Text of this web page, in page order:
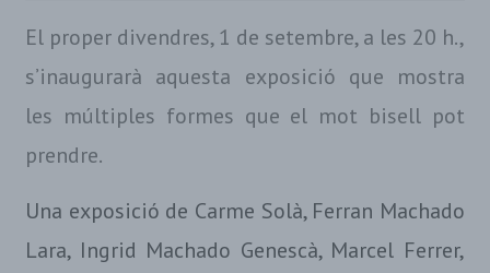
El proper divendres, 1 de setembre, a les 20 h.,
s’inaugurarà aquesta exposició que mostra
les múltiples formes que el mot bisell pot
prendre.
Una exposició de Carme Solà, Ferran Machado
Lara, Ingrid Machado Genescà, Marcel Ferrer,